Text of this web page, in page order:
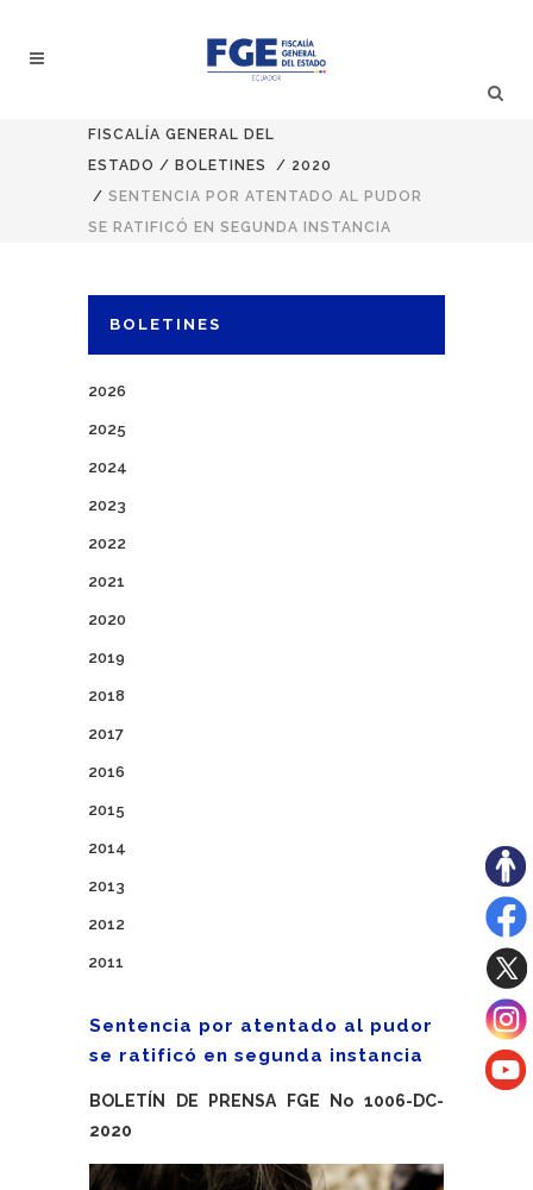
FISCALÍA GENERAL DEL
ESTADO / BOLETINES / 2020
/ SENTENCIA POR ATENTADO AL PUDOR
SE RATIFICÓ EN SEGUNDA INSTANCIA
BOLETINES
2026
2025
2024
2023
2022
2021
2020
2019
2018
2017
2016
2015
2014
2013
2012
2011
Sentencia por atentado al pudor
se ratificó en segunda instancia
BOLETÍN DE PRENSA FGE No 1006-DC-
2020